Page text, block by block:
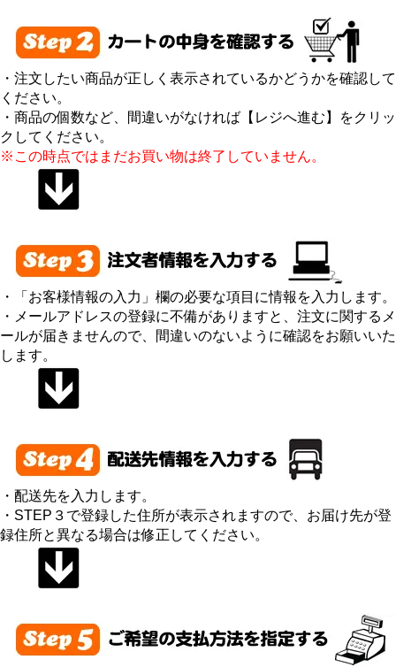
・注文したい商品が正しく表示されているかどうかを確認して
ください。
・商品の個数など、間違いがなければ【レジへ進む】をクリッ
クしてください。
※この時点ではまだお買い物は終了していません。
・「お客様情報の入力」欄の必要な項目に情報を入力します。
・メールアドレスの登録に不備がありますと、注文に関するメ
ールが届きませんので、間違いのないように確認をお願いいた
します。
・配送先を入力します。
・STEP３で登録した住所が表示されますので、お届け先が登
録住所と異なる場合は修正してください。